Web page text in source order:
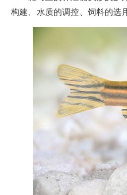
构建、水质的调控、饲料的选